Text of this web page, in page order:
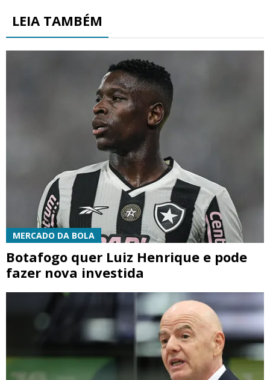
LEIA TAMBÉM
MERCADO DA BOLA
Botafogo quer Luiz Henrique e pode
fazer nova investida